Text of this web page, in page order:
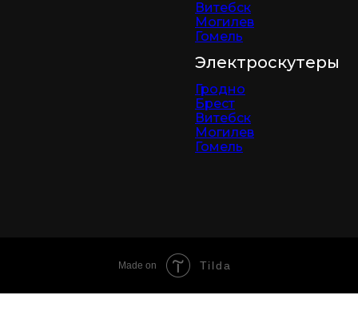
Витебск
Могилев
Гомель
Электроскутеры
Гродно
Брест
Витебск
Могилев
Гомель
Made on Tilda